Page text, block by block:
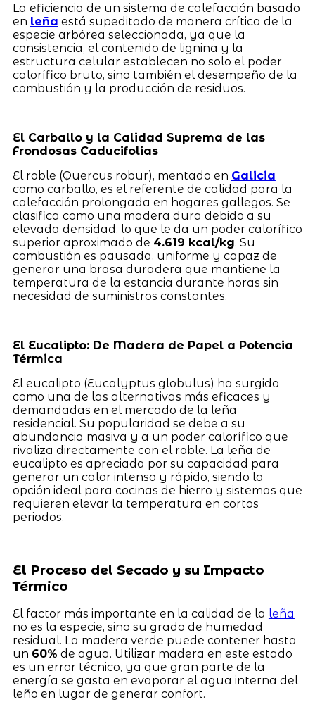
La eficiencia de un sistema de calefacción basado
en leña está supeditado de manera crítica de la
especie arbórea seleccionada, ya que la
consistencia, el contenido de lignina y la
estructura celular establecen no solo el poder
calorífico bruto, sino también el desempeño de la
combustión y la producción de residuos.
El Carballo y la Calidad Suprema de las
Frondosas Caducifolias
El roble (Quercus robur), mentado en Galicia
como carballo, es el referente de calidad para la
calefacción prolongada en hogares gallegos. Se
clasifica como una madera dura debido a su
elevada densidad, lo que le da un poder calorífico
superior aproximado de 4.619 kcal/kg. Su
combustión es pausada, uniforme y capaz de
generar una brasa duradera que mantiene la
temperatura de la estancia durante horas sin
necesidad de suministros constantes.
El Eucalipto: De Madera de Papel a Potencia
Térmica
El eucalipto (Eucalyptus globulus) ha surgido
como una de las alternativas más eficaces y
demandadas en el mercado de la leña
residencial. Su popularidad se debe a su
abundancia masiva y a un poder calorífico que
rivaliza directamente con el roble. La leña de
eucalipto es apreciada por su capacidad para
generar un calor intenso y rápido, siendo la
opción ideal para cocinas de hierro y sistemas que
requieren elevar la temperatura en cortos
periodos.
El Proceso del Secado y su Impacto
Térmico
El factor más importante en la calidad de la leña
no es la especie, sino su grado de humedad
residual. La madera verde puede contener hasta
un 60% de agua. Utilizar madera en este estado
es un error técnico, ya que gran parte de la
energía se gasta en evaporar el agua interna del
leño en lugar de generar confort.